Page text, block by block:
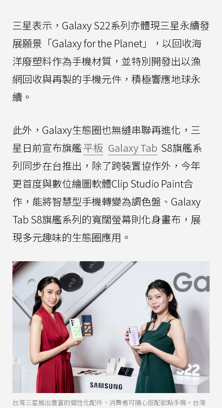
三星表示，Galaxy S22系列亦體現三星永續發
展願景「Galaxy for the Planet」，以回收海
洋廢塑料作為手機材質，並特別開發出以漁
網回收與再製的手機元件，積極響應地球永
續。
此外，Galaxy生態圈也無縫串聯再進化，三
星日前宣布旗艦平板 Galaxy Tab S8旗艦系
列同步在台推出，除了跨裝置協作外，今年
更首度與數位繪圖軟體Clip Studio Paint合
作，能將智慧型手機轉變為調色盤、Galaxy
Tab S8旗艦系列的寬闊螢幕則化身畫布，展
現多元趣味的生態圈應用。
台灣三星推出豐富的個性化配件，消費者可隨心搭配妝點手機。台灣